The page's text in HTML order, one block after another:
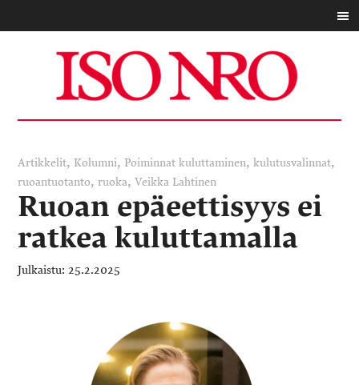
Artikkelit, Kolumni, Poiminnat kuluttaminen,kulutusvalinnat,
ruoantuotanto,ruoka,Veikka Lahtinen
Ruoan epäeettisyys ei
ratkea kuluttamalla
25.2.2025